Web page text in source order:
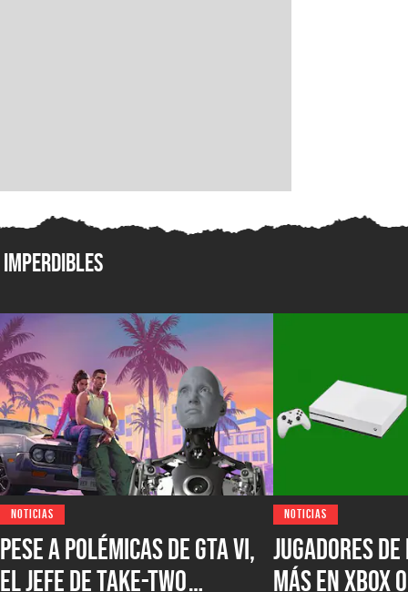
Imperdibles
NOTICIAS
Pese a polémicas de GTA VI,
el jefe de Take-Two
NOTICIAS
Jugadores de
más en XBOX